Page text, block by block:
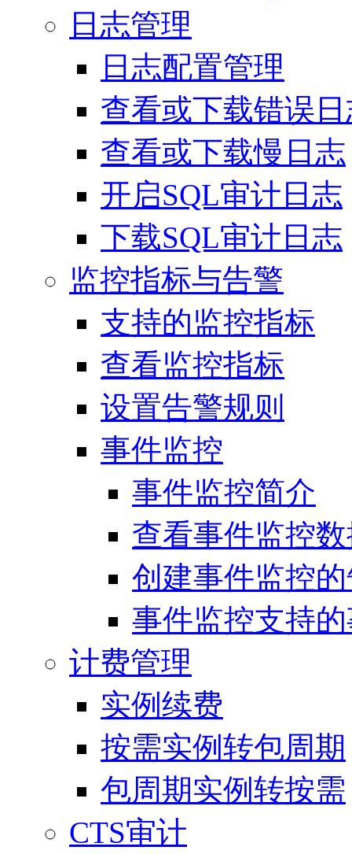
日志管理
日志配置管理
查看或下载错误
查看或下载慢日志
开启SQL审计日志
下载SQL审计日志
监控指标与告警
支持的监控指标
查看监控指标
设置告警规则
事件监控
事件监控简介
查看事件监控
创建事件监控
事件监控支持
计费管理
实例续费
按需实例转包周期
包周期实例转按需
CTS审计